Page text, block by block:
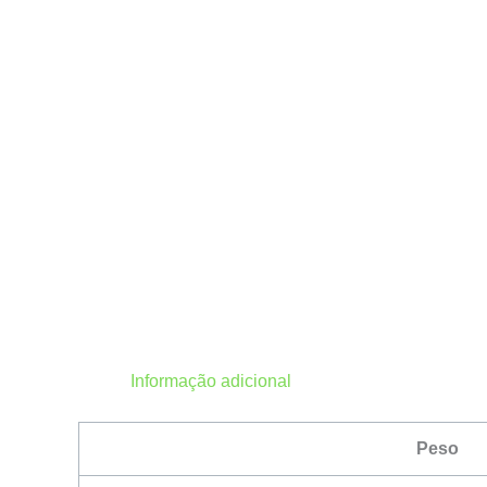
Informação adicional
Peso